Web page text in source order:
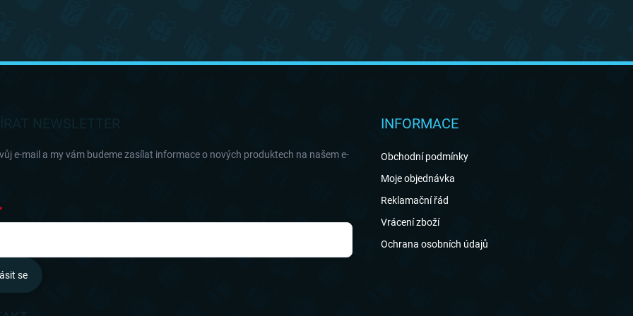
NEWSLETTER
e-mail a my vám budeme zasílat informace o nových produktech na našem e-
se
INFORMACE
Obchodní podmínky
Moje objednávka
Reklamační řád
Vrácení zboží
Ochrana osobních údajů